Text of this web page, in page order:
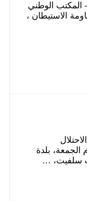
المكتب الوطني
الاستيطان ،
الجمعة، بلدة
سلفيت، …